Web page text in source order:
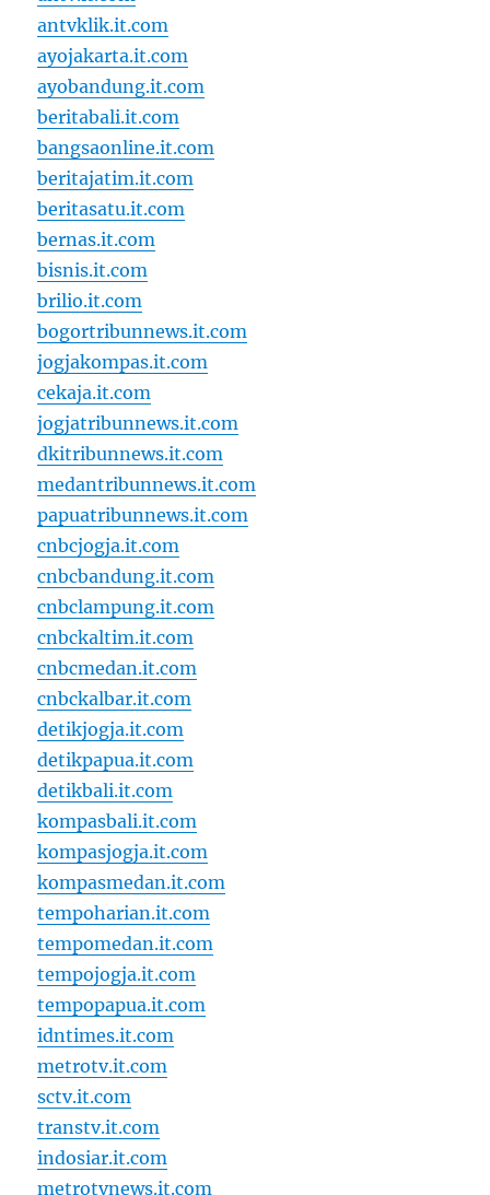
antvklik.it.com
ayojakarta.it.com
ayobandung.it.com
beritabali.it.com
bangsaonline.it.com
beritajatim.it.com
beritasatu.it.com
bernas.it.com
bisnis.it.com
brilio.it.com
bogortribunnews.it.com
jogjakompas.it.com
cekaja.it.com
jogjatribunnews.it.com
dkitribunnews.it.com
medantribunnews.it.com
papuatribunnews.it.com
cnbcjogja.it.com
cnbcbandung.it.com
cnbclampung.it.com
cnbckaltim.it.com
cnbcmedan.it.com
cnbckalbar.it.com
detikjogja.it.com
detikpapua.it.com
detikbali.it.com
kompasbali.it.com
kompasjogja.it.com
kompasmedan.it.com
tempoharian.it.com
tempomedan.it.com
tempojogja.it.com
tempopapua.it.com
idntimes.it.com
metrotv.it.com
sctv.it.com
transtv.it.com
indosiar.it.com
metrotvnews.it.com